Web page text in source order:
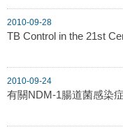
2010-09-28
TB Control in the 21st
2010-09-24
有關NDM-1腸道菌感染